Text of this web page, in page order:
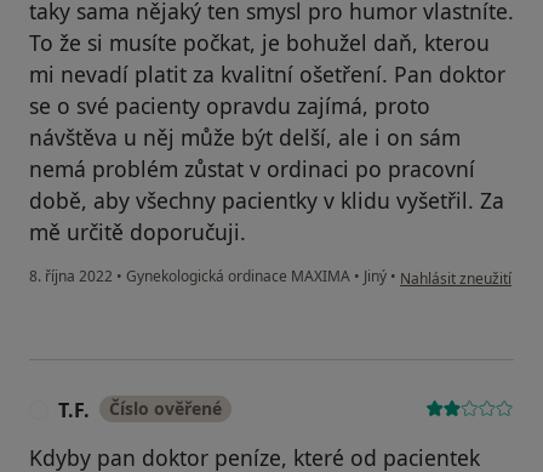
taky sama nějaký ten smysl pro humor vlastníte.
To že si musíte počkat, je bohužel daň, kterou
mi nevadí platit za kvalitní ošetření. Pan doktor
se o své pacienty opravdu zajímá, proto
návštěva u něj může být delší, ale i on sám
nemá problém zůstat v ordinaci po pracovní
době, aby všechny pacientky v klidu vyšetřil. Za
mě určitě doporučuji.
8. října 2022 • Gynekologická ordinace MAXIMA • Jiný • podle názoru
Nahlásit zneužití
T.F. Číslo ověřené
Kdyby pan doktor peníze, které od pacientek